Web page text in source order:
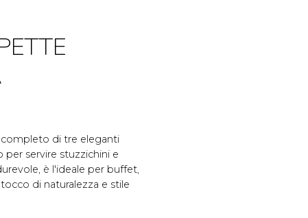
completo di tre eleganti
per servire stuzzichini e
è l'ideale per buffet,
di naturalezza e stile